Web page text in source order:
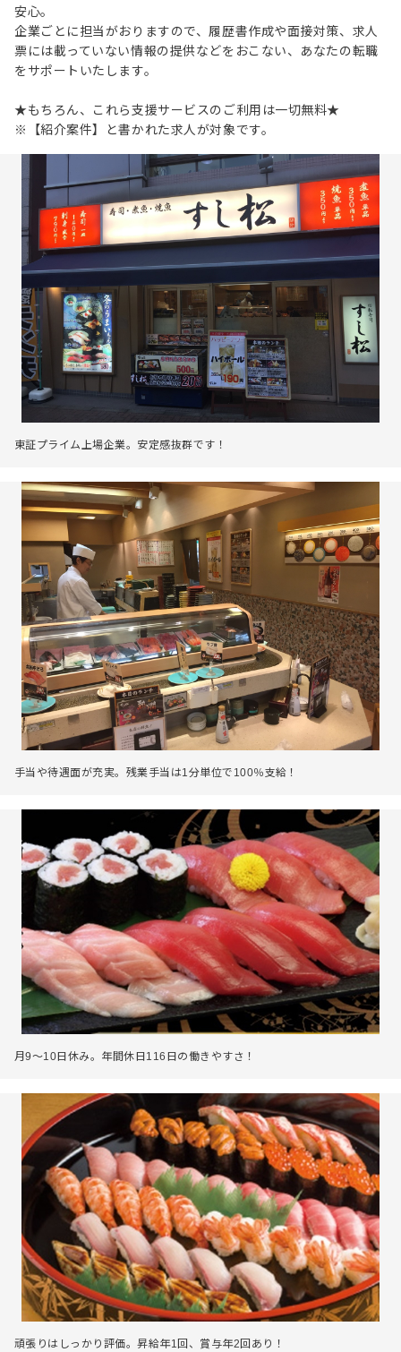
安心。
企業ごとに担当がおりますので、履歴書作成や面接対策、求人
票には載っていない情報の提供などをおこない、あなたの転職
をサポートいたします。
★もちろん、これら支援サービスのご利用は一切無料★
※【紹介案件】と書かれた求人が対象です。
東証プライム上場企業。安定感抜群です！
手当や待遇面が充実。残業手当は1分単位で100％支給！
月9～10日休み。年間休日116日の働きやすさ！
頑張りはしっかり評価。昇給年1回、賞与年2回あり！